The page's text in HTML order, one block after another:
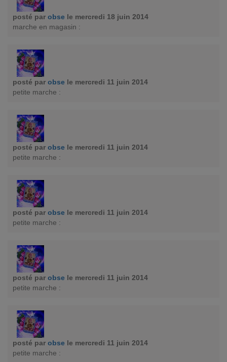
posté par obse le mercredi 18 juin 2014
marche en magasin :
posté par obse le mercredi 11 juin 2014
petite marche :
posté par obse le mercredi 11 juin 2014
petite marche :
posté par obse le mercredi 11 juin 2014
petite marche :
posté par obse le mercredi 11 juin 2014
petite marche :
posté par obse le mercredi 11 juin 2014
petite marche :